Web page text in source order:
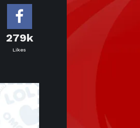
– الأسبوع
بشكل واسع
البركة
في الصفقة
في تايلاند
– الأسبوع
279k
Likes